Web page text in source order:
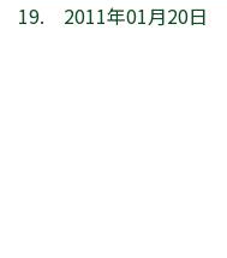
19. 2011年01月20日